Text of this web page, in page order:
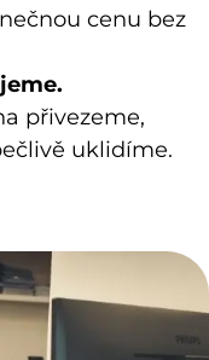
cenu bez
přivezeme,
uklidíme.